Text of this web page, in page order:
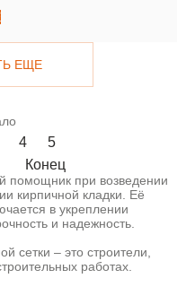
ЕЩЕ
4
5
Конец
помощник при возведении
кирпичной кладки. Её
в укреплении
и надежность.
сетки – это строители,
работах.